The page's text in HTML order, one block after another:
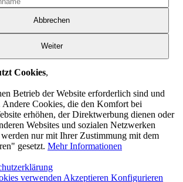
Abbrechen
Weiter
Cookies,
Betrieb der Website erforderlich sind und
Andere Cookies, die den Komfort bei
erhöhen, der Direktwerbung dienen oder
Websites und sozialen Netzwerken
nur mit Ihrer Zustimmung mit dem
gesetzt. Mehr Informationen
verwenden Akzeptieren Konfigurieren